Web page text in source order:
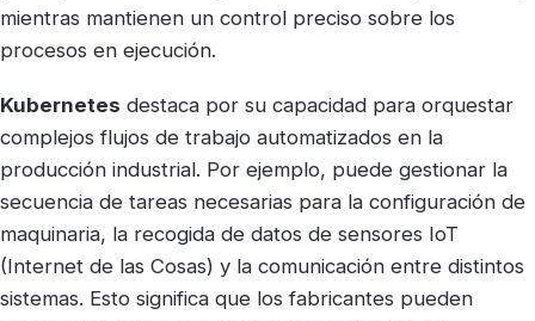
mientras mantienen un control preciso sobre los
procesos en ejecución.
Kubernetes destaca por su capacidad para orquestar
complejos flujos de trabajo automatizados en la
producción industrial. Por ejemplo, puede gestionar la
secuencia de tareas necesarias para la configuración de
maquinaria, la recogida de datos de sensores IoT
(Internet de las Cosas) y la comunicación entre distintos
sistemas. Esto significa que los fabricantes pueden